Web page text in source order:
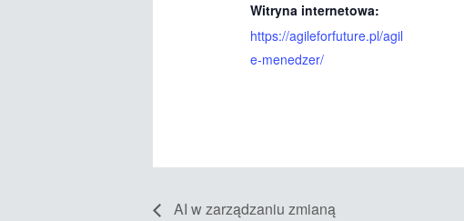
Witryna internetowa:
https://agileforfuture.pl/agil
e-menedzer/
AI w zarządzaniu zmianą